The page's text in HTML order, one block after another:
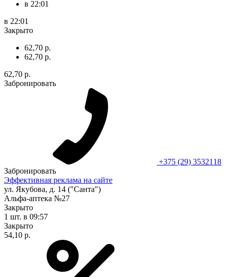
в 22:01
в 22:01
Закрыто
62,70 р.
62,70 р.
62,70 р.
Забронировать
+375 (29) 3532118
Забронировать
Эффективная реклама на сайте
ул. Якубова, д. 14 ("Санта")
Альфа-аптека №27
Закрыто
1 шт. в 09:57
Закрыто
54,10 р.